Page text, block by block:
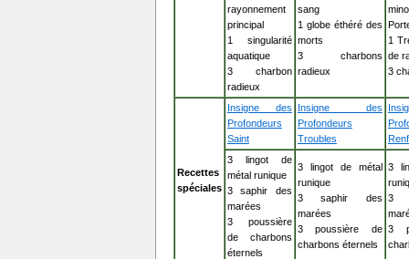
rayonnement
principal
1 singularité
aquatique
3 charbon
radieux
sang
1 globe éthéré des
morts
3 charbons
radieux
1
de
3
Recettes
spéciales
Insigne des
Profondeurs
Saint
Insigne des
Profondeurs
Troubles
3 lingot de
métal runique
3 saphir des
marées
3 poussière
de charbons
éternels
3 lingot de métal
runique
3 saphir des
marées
3 poussière de
charbons éternels
3
3
3